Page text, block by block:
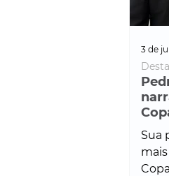
Sua
3 de